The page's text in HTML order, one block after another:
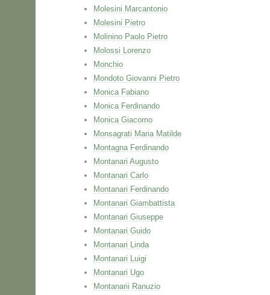
Molesini Marcantonio
Molesini Pietro
Molinino Paolo Pietro
Molossi Lorenzo
Monchio
Mondoto Giovanni Pietro
Monica Fabiano
Monica Ferdinando
Monica Giacomo
Monsagrati Maria Matilde
Montagna Ferdinando
Montanari Augusto
Montanari Carlo
Montanari Ferdinando
Montanari Giambattista
Montanari Giuseppe
Montanari Guido
Montanari Linda
Montanari Luigi
Montanari Ugo
Montanarii Ranuzio